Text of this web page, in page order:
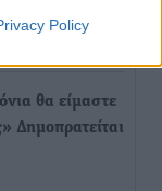
Policy
θα είμαστε
Δημοπρατείται